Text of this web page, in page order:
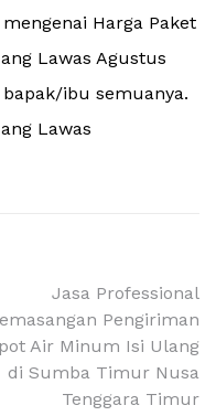
Harga Paket
Lawas Agustus
ibu semuanya.
Lawas
Jasa Professional
Pengiriman
Air Minum Isi Ulang
di Sumba Timur Nusa
Tenggara Timur